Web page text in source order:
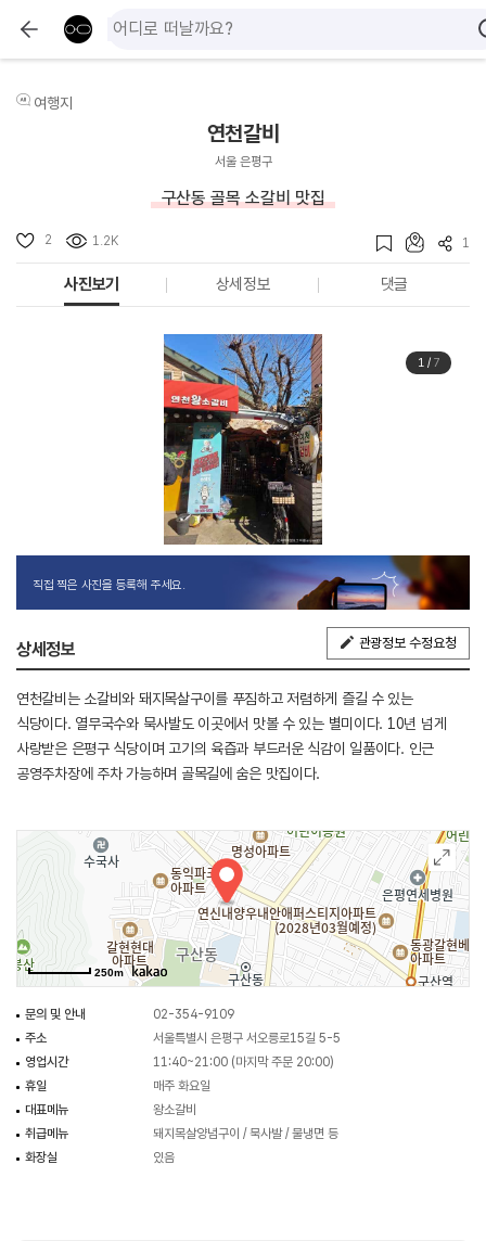
여행지
연천갈비
서울 은평구
구산동 골목 소갈비 맛집
2 1.2K 1
사진보기 상세정보 댓글
1/ 7
직접 찍은 사진을 등록해 주세요.
상세정보 관광정보 수정요청
연천갈비는 소갈비와 돼지목살구이를 푸짐하고 저렴하게 즐길 수 있는
식당이다. 열무국수와 묵사발도 이곳에서 맛볼 수 있는 별미이다. 10년 넘게
사랑받은 은평구 식당이며 고기의 육즙과 부드러운 식감이 일품이다. 인근
공영주차장에 주차 가능하며 골목길에 숨은 맛집이다.
250m
문의 및 안내
02-354-9109
주소
서울특별시 은평구 서오릉로15길 5-5
영업시간
11:40~21:00 (마지막 주문 20:00)
휴일
매주 화요일
대표메뉴
왕소갈비
취급메뉴
돼지목살양념구이 / 묵사발 / 물냉면 등
화장실
있음